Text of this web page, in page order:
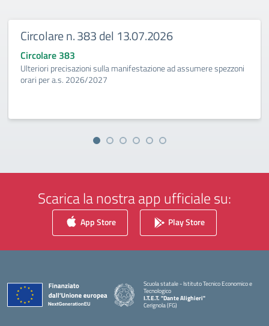
Circolare n. 383 del 13.07.2026
Circolare 383
Ulteriori precisazioni sulla manifestazione ad assumere spezzoni
orari per a.s. 2026/2027
Scarica la nostra app ufficiale su:
App Store Play Store
Scuola statale - Istituto Tecnico Economico e
Tecnologico
I.T.E.T. "Dante Alighieri"
Cerignola (FG)
— Visita la pagina iniziale della scuola